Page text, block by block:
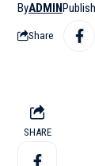
ByADMIN
Share
SHARE